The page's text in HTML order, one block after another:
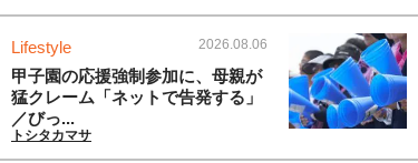
Lifestyle 2026.08.06
甲子園の応援強制参加に、母親が
猛クレーム「ネットで告発する」
／びっ...
トシタカマサ